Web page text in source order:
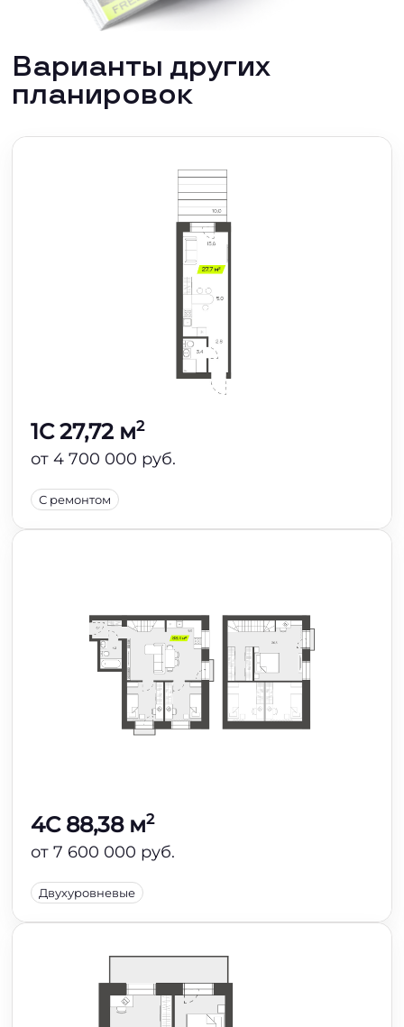
Варианты других
планировок
1C 27,72 м2
от 4 700 000 руб.
С ремонтом
4C 88,38 м2
от 7 600 000 руб.
Двухуровневые